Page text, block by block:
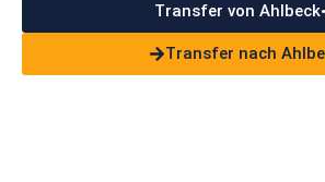
Transfer von Ahlbeck
Transfer nach